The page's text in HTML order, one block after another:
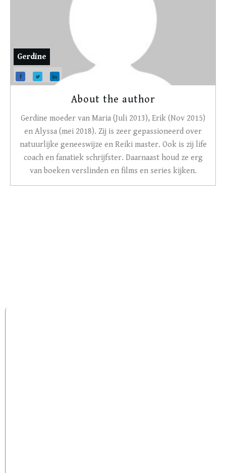
Gerdine
About the author
Gerdine moeder van Maria (Juli 2013), Erik (Nov 2015)
en Alyssa (mei 2018). Zij is zeer gepassioneerd over
natuurlijke geneeswijze en Reiki master. Ook is zij life
coach en fanatiek schrijfster. Daarnaast houd ze erg
van boeken verslinden en films en series kijken.